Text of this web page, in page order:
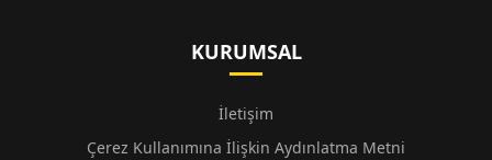
KURUMSAL
İletişim
Çerez Kullanımına İlişkin Aydınlatma Metni